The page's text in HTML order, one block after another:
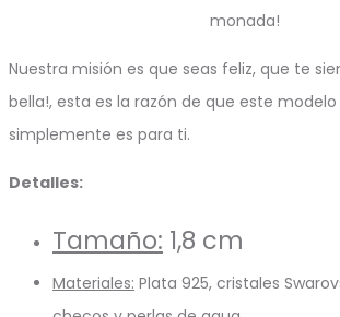
monada!
Nuestra misión es que seas feliz, que te
bella!, esta es la razón de que este
simplemente es para ti.
Detalles:
Tamaño: 1,8 cm
Materiales: Plata 925, cristales